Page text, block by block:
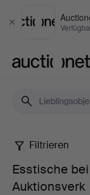
Schließen
Esstische
bei
Filtrieren
Esstische
Auktionsverk